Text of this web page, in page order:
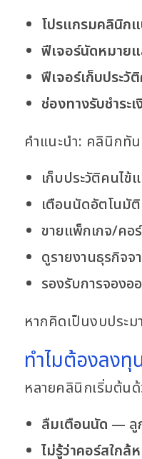
โปรแกรมคลินิก
ฟีเจอร์นัดหมาย
ฟีเจอร์เก็บประวั
ช่องทางรับชำระ
คำแนะนำ: คลินิกทั
เก็บประวัติคนไ
เตือนนัดอัตโนมั
ขายแพ็กเกจ/คอ
ดูรายงานธุรกิจ
รองรับการจองอ
หากคิดเป็นงบประ
ทำไมต้องลง
หลายคลินิกเริ่มต้น
ลืมเตือนนัด — ลู
ไม่รู้ว่าคอร์สใกล้